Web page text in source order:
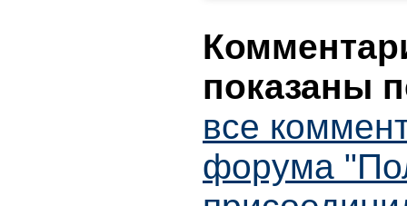
показаны
все
форума